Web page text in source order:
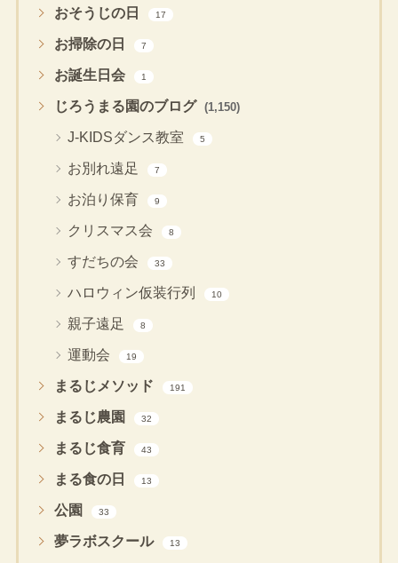
おそうじの日 17
お掃除の日 7
お誕生日会 1
じろうまる園のブログ (1,150)
J-KIDSダンス教室 5
お別れ遠足 7
お泊り保育 9
クリスマス会 8
すだちの会 33
ハロウィン仮装行列 10
親子遠足 8
運動会 19
まるじメソッド 191
まるじ農園 32
まるじ食育 43
まる食の日 13
公園 33
夢ラボスクール 13